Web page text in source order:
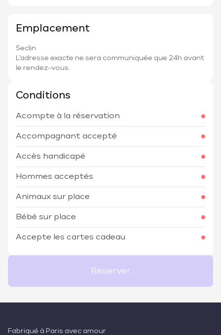
Emplacement
Seclin
L'adresse exacte ne sera communiquée que 24h avant
le rendez-vous.
Conditions
Acompte à la réservation
Accompagnant accepté
Accès handicapé
Hommes acceptés
Animaux sur place
Bébé sur place
Accepte les cartes cadeau
Réserver
Fabriqué à Paris avec amour